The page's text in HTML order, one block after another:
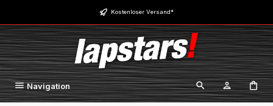
Zum Hauptinhalt springen Kostenloser Versand*
Navigation